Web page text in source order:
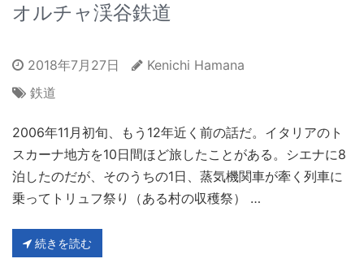
オルチャ渓谷鉄道
2018年7月27日
Kenichi Hamana
鉄道
2006年11月初旬、もう12年近く前の話だ。イタリアのト
スカーナ地方を10日間ほど旅したことがある。シエナに8
泊したのだが、そのうちの1日、蒸気機関車が牽く列車に
乗ってトリュフ祭り（ある村の収穫祭） …
続きを読む